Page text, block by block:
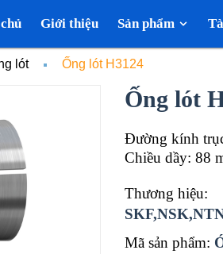
Giới thiệu Sản phẩm
lót Ống lót H3124
Ống lót
Đường kính
Chiều dầy: 88
Thương hiệu:
Mã sản phẩm: